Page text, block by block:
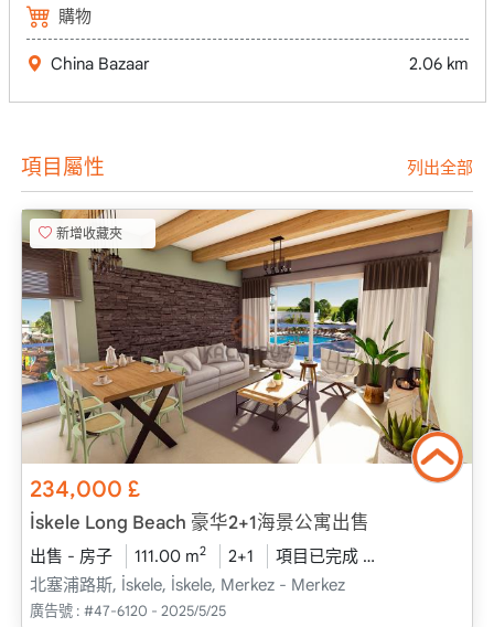
購物
China Bazaar 2.06 km
項目屬性 列出全部
新增收藏夾
234,000£
İskele Long Beach 豪华2+1海景公寓出售
出售 - 房子 111.00 m2 2+1 項目已完成
北塞浦路斯, İskele, İskele, Merkez - Merkez
廣告號 : #47-6120 - 2025/5/25